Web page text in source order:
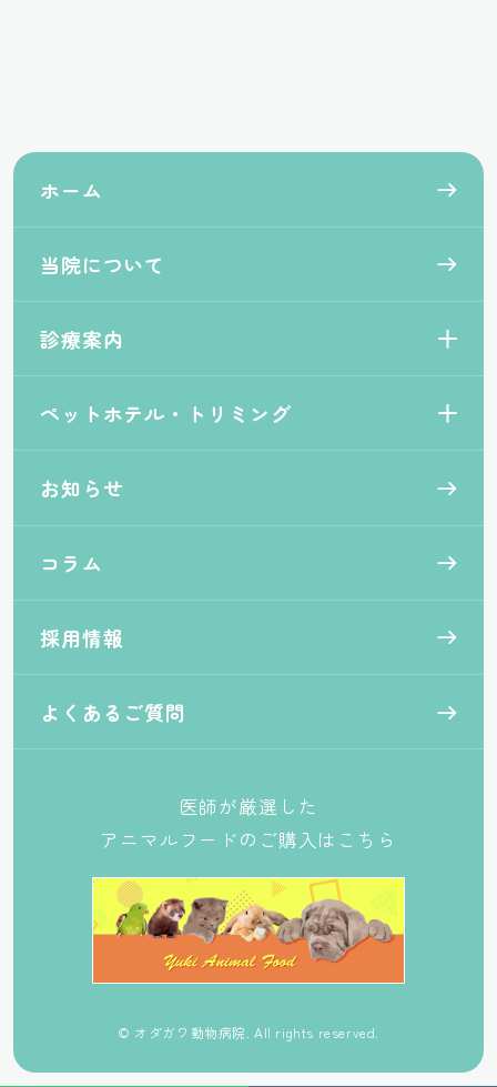
ホーム
当院について
診療案内
ペットホテル・トリミング
お知らせ
コラム
採用情報
よくあるご質問
医師が厳選した
アニマルフードのご購入はこちら
© オダガワ動物病院. All rights reserved.